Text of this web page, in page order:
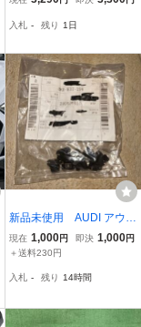
入札 - 残り 1日
新品未使用 AUDI アウデ
ィ 純正品 クリップ 8K08
37199 8個
現在 1,000円 即決 1,000円
＋送料230円
入札 - 残り 14時間